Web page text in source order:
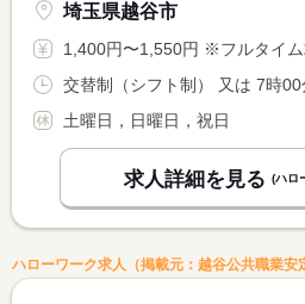
埼玉県越谷市
1,400円〜1,550円 ※フルタイム求人の場合は月額（換算額）、
土曜日，日曜日，祝日
求人詳細を見る (ハロ
ハローワーク求人（掲載元：越谷公共職業安